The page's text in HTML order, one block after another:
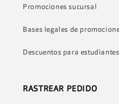
Promociones sucursal
Bases legales de
Descuentos para estudiantes
RASTREAR PEDIDO